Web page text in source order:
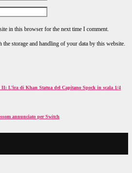
in this browser for the next time I comment.
storage and handling of your data by this website.
L’ira di Khan Statua del Capitano Spock in scala 1/4
annunciato per Switch